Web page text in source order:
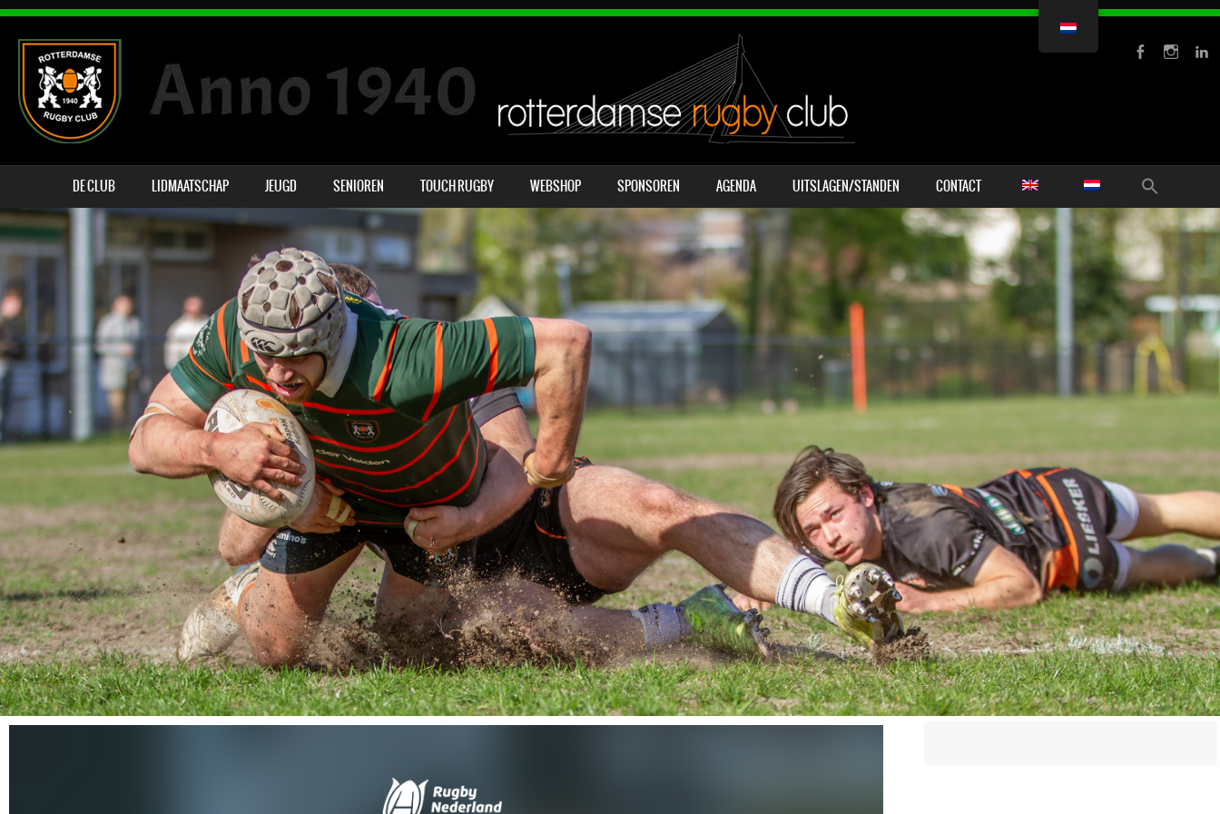
MENU
OVERSLAAN NAAR INHOUD
DE CLUB LIDMAATSCHAP JEUGD SENIOREN TOUCH RUGBY WEBSHOP SPONSOREN AGENDA UITSLAGEN/STANDEN CONTACT